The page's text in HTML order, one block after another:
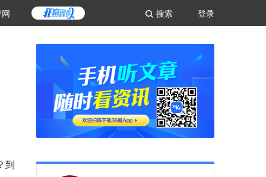
登录
搜索
到